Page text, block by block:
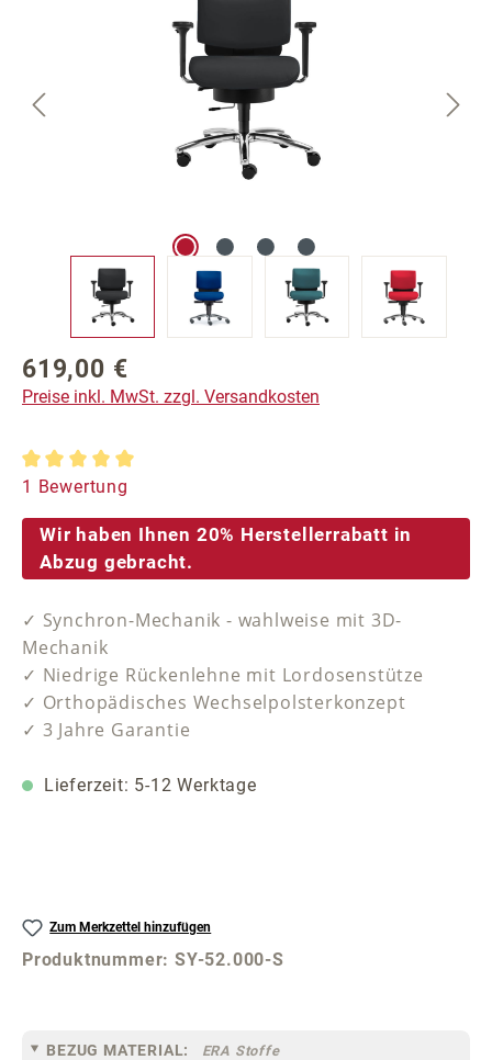
Regulärer Preis:
619,00 €
Preise inkl. MwSt. zzgl. Versandkosten
Durchschnittliche Bewertung von 5 von 5 Sternen
1 Bewertung
Wir haben Ihnen 20% Herstellerrabatt in
Abzug gebracht.
✓ Synchron-Mechanik - wahlweise mit 3D-
Mechanik
✓ Niedrige Rückenlehne mit Lordosenstütze
✓ Orthopädisches Wechselpolsterkonzept
✓ 3 Jahre Garantie
Lieferzeit: 5-12 Werktage
Zum Merkzettel hinzufügen
Produktnummer:SY-52.000-S
BEZUG MATERIAL: ERA Stoffe